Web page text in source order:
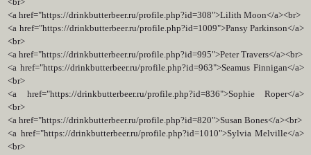
<br>
<a href="https://drinkbutterbeer.ru/profile.php?id=308">Lilith Moon</a><br>
<a href="https://drinkbutterbeer.ru/profile.php?id=1009">Pansy Parkinson</a>
<br>
<a href="https://drinkbutterbeer.ru/profile.php?id=995">Peter Travers</a><br>
<a href="https://drinkbutterbeer.ru/profile.php?id=963">Seamus Finnigan</a>
<br>
<a href="https://drinkbutterbeer.ru/profile.php?id=836">Sophie Roper</a>
<br>
<a href="https://drinkbutterbeer.ru/profile.php?id=820">Susan Bones</a><br>
<a href="https://drinkbutterbeer.ru/profile.php?id=1010">Sylvia Melville</a>
<br>